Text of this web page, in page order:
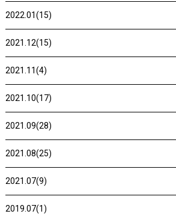
2022.01(15)
2021.12(15)
2021.11(4)
2021.10(17)
2021.09(28)
2021.08(25)
2021.07(9)
2019.07(1)